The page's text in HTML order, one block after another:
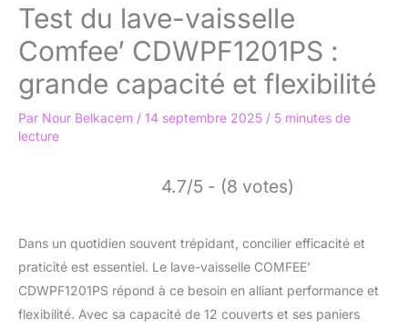
Test du lave-vaisselle
Comfee’ CDWPF1201PS :
grande capacité et flexibilité
Par Nour Belkacem / 14 septembre 2025 / 5 minutes de
lecture
4.7/5 - (8 votes)
Dans un quotidien souvent trépidant, concilier efficacité et
praticité est essentiel. Le lave-vaisselle COMFEE’
CDWPF1201PS répond à ce besoin en alliant performance et
flexibilité. Avec sa capacité de 12 couverts et ses paniers